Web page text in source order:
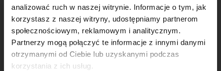
analizować ruch w naszej witrynie. Informacje o tym, jak
korzystasz z naszej witryny, udostępniamy partnerom
społecznościowym, reklamowym i analitycznym.
Partnerzy mogą połączyć te informacje z innymi danymi
otrzymanymi od Ciebie lub uzyskanymi podczas
korzystania z ich usług.
×